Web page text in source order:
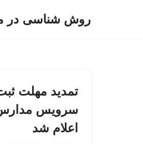
روش شناسی در
تمدید مهلت
سرویس
اعلام شد